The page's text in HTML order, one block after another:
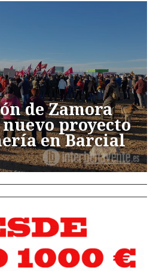
de Zamora
proyecto
en Barcial